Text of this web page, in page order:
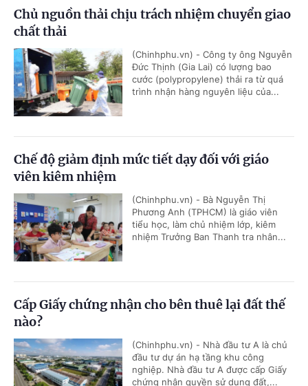
Chủ nguồn thải chịu trách nhiệm chuyển giao
chất thải
(Chinhphu.vn) - Công ty ông Nguyễn
Đức Thịnh (Gia Lai) có lượng bao
cước (polypropylene) thải ra từ quá
trình nhận hàng nguyên liệu của...
Chế độ giảm định mức tiết dạy đối với giáo
viên kiêm nhiệm
(Chinhphu.vn) - Bà Nguyễn Thị
Phương Anh (TPHCM) là giáo viên
tiểu học, làm chủ nhiệm lớp, kiêm
nhiệm Trưởng Ban Thanh tra nhân...
Cấp Giấy chứng nhận cho bên thuê lại đất thế
nào?
(Chinhphu.vn) - Nhà đầu tư A là chủ
đầu tư dự án hạ tầng khu công
nghiệp. Nhà đầu tư A được cấp Giấy
chứng nhận quyền sử dụng đất,...